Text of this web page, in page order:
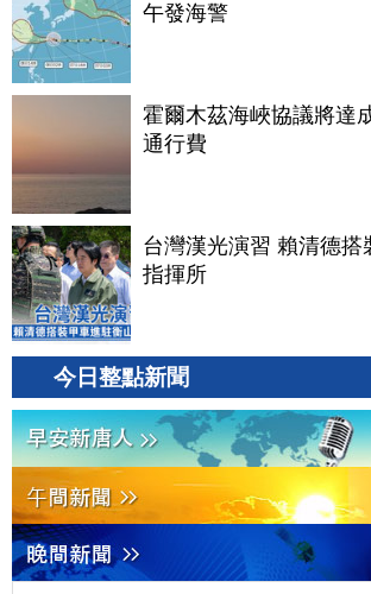
午發海警
霍爾木茲海峽協議將達
通行費
台灣漢光演習 賴清德搭
指揮所
今日整點新聞